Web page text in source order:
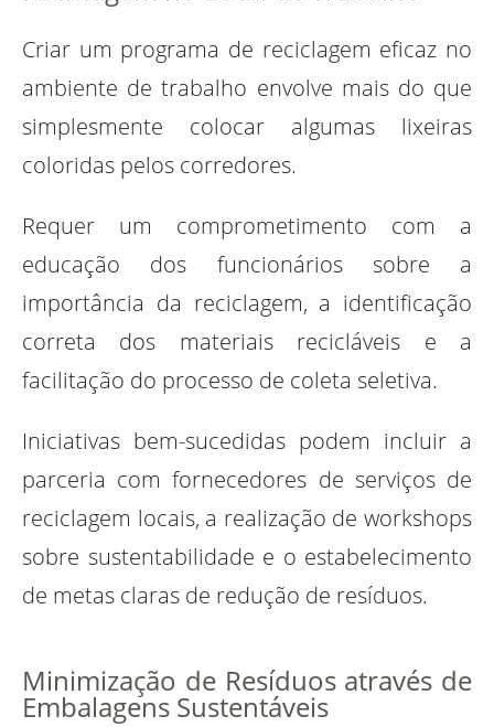
Criar um programa de reciclagem eficaz no
ambiente de trabalho envolve mais do que
simplesmente colocar algumas lixeiras
coloridas pelos corredores.
Requer um comprometimento com a
educação dos funcionários sobre a
importância da reciclagem, a identificação
correta dos materiais recicláveis e a
facilitação do processo de coleta seletiva.
Iniciativas bem-sucedidas podem incluir a
parceria com fornecedores de serviços de
reciclagem locais, a realização de workshops
sobre sustentabilidade e o estabelecimento
de metas claras de redução de resíduos.
Minimização de Resíduos através de
Embalagens Sustentáveis